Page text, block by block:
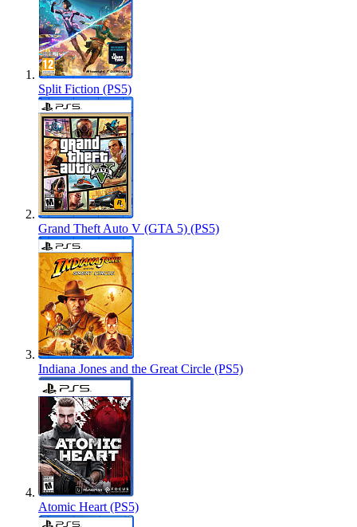
Split Fiction (PS5)
Grand Theft Auto V (GTA 5) (PS5)
Indiana Jones and the Great Circle (PS5)
Atomic Heart (PS5)